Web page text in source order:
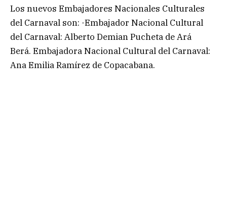
Los nuevos Embajadores Nacionales Culturales
del Carnaval son: -Embajador Nacional Cultural
del Carnaval: Alberto Demian Pucheta de Ará
Berá. Embajadora Nacional Cultural del Carnaval:
Ana Emilia Ramírez de Copacabana.